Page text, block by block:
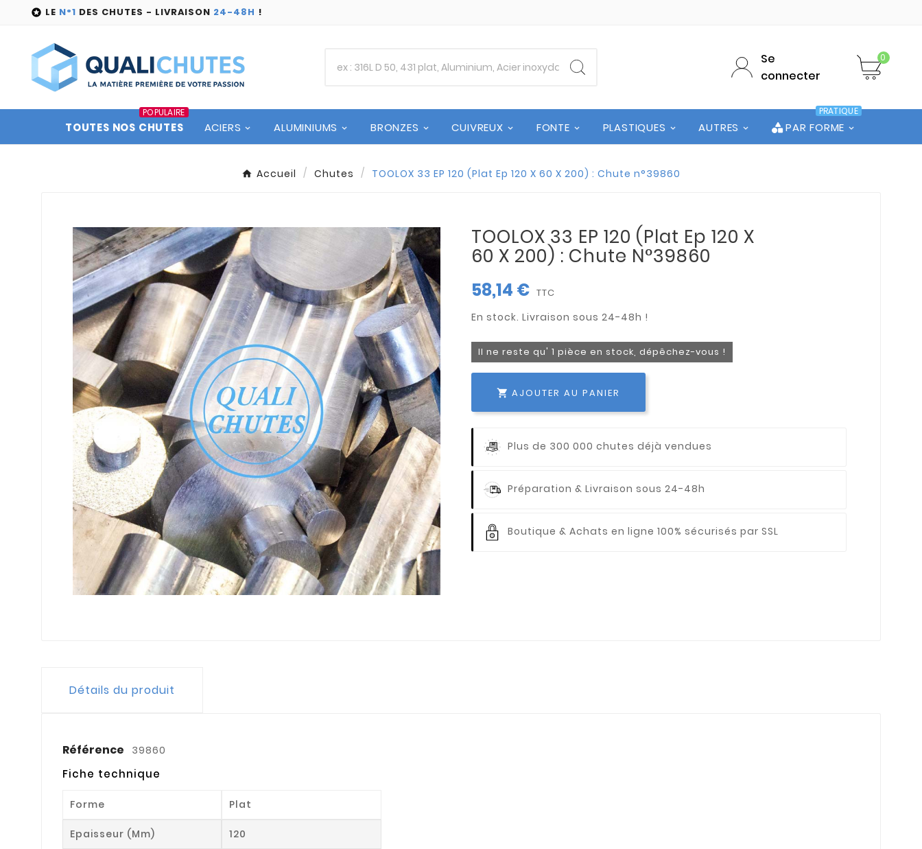
 LE N°1 DES CHUTES - LIVRAISON 24-48H !
Se
connecter
0
TOUTES NOS CHUTES
POPULAIRE
ACIERS ALUMINIUMS BRONZES CUIVREUX FONTE PLASTIQUES AUTRES PAR FORME
PRATIQUE
Accueil Chutes TOOLOX 33 EP 120 (Plat Ep 120 X 60 X 200) : Chute n°39860
TOOLOX 33 EP 120 (Plat Ep 120 X
60 X 200) : Chute N°39860
58,14 € TTC
Il ne reste qu' 1 pièce en stock, dépêchez-vous !
 AJOUTER AU PANIER
Plus de 300 000 chutes déjà vendues
Préparation & Livraison sous 24-48h
Boutique & Achats en ligne 100% sécurisés par SSL
Détails du produit
Référence 39860
Fiche technique
Forme Plat
Epaisseur (mm) 120